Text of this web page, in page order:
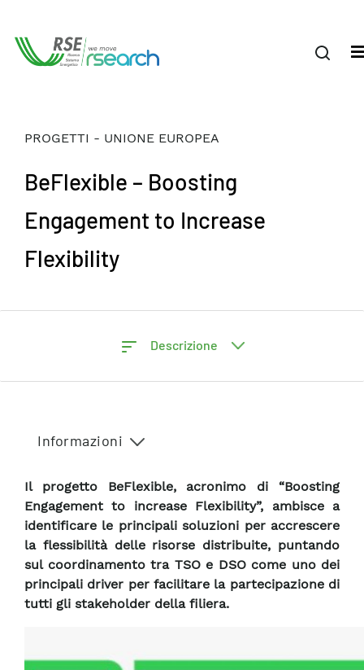
PROGETTI - UNIONE EUROPEA
BeFlexible – Boosting
Engagement to Increase
Flexibility
Descrizione
Informazioni
Il progetto BeFlexible, acronimo di “Boosting
Engagement to increase Flexibility”, ambisce a
identificare le principali soluzioni per accrescere
la flessibilità delle risorse distribuite, puntando
sul coordinamento tra TSO e DSO come uno dei
principali driver per facilitare la partecipazione di
tutti gli stakeholder della filiera.